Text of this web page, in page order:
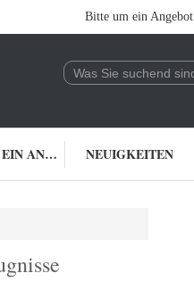
Bitte um ein Angebot
BITTE UM EIN ANGEBOT NEUIGKEITEN